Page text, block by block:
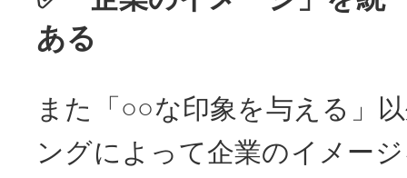
ある
また「○○な印象を与える」
ングによって企業のイメー